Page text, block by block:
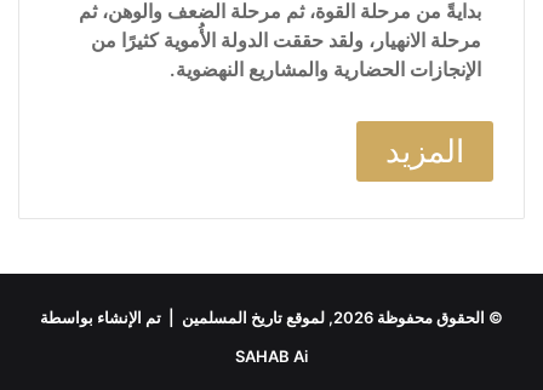
بدايةً من مرحلة القوة، ثم مرحلة الضعف والوهن، ثم
مرحلة الانهيار، ولقد حققت الدولة الأُموية كثيرًا من
الإنجازات الحضارية والمشاريع النهضوية.
المزيد
© الحقوق محفوظة 2026, لموقع تاريخ المسلمين | تم الإنشاء بواسطة
SAHAB Ai